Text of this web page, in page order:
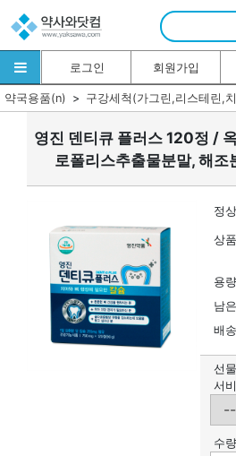
로그인 회원가입
약국용품(n) 구강세척(가그린,리스테린,
영진 덴티큐 플러스 120정 /
로폴리스추출물분말, 해조
정
상
용량
남
배
선
서
수량